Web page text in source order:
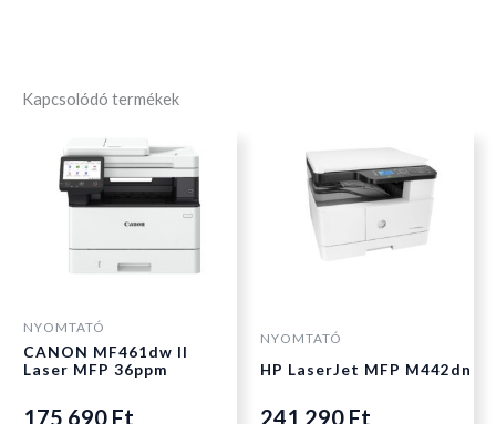
Kapcsolódó termékek
NYOMTATÓ
CANON MF461dw II
Laser MFP 36ppm
175 690 Ft
NYOMTATÓ
HP LaserJet MFP M442dn
241 290 Ft